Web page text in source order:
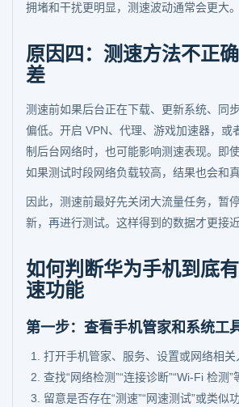
拥堵和干扰更明显，测速波动通常会更大。
原因四：测速方法不正
差
测速前如果后台正在下载、更新系统、同
偏低。开启 VPN、代理、游戏加速器，或
制后台网络时，也可能影响测速表现。即
如果测试时段网络负载较高，结果也会和
因此，测速前最好先关闭大流量任务，暂
新，再进行测试。这样得到的数据才更接
如何判断华为手机到底
速功能
第一步：查看手机管家和系统工
打开手机管家、服务、设置或网络相关
查找“网络检测”“连接诊断”“Wi-Fi 检测”
留意是否存在“测速”“网速测试”或类似功